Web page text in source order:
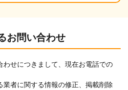
お問い合わせ
わせにつきまして、現在お電話での
者に関する情報の修正、掲載削除